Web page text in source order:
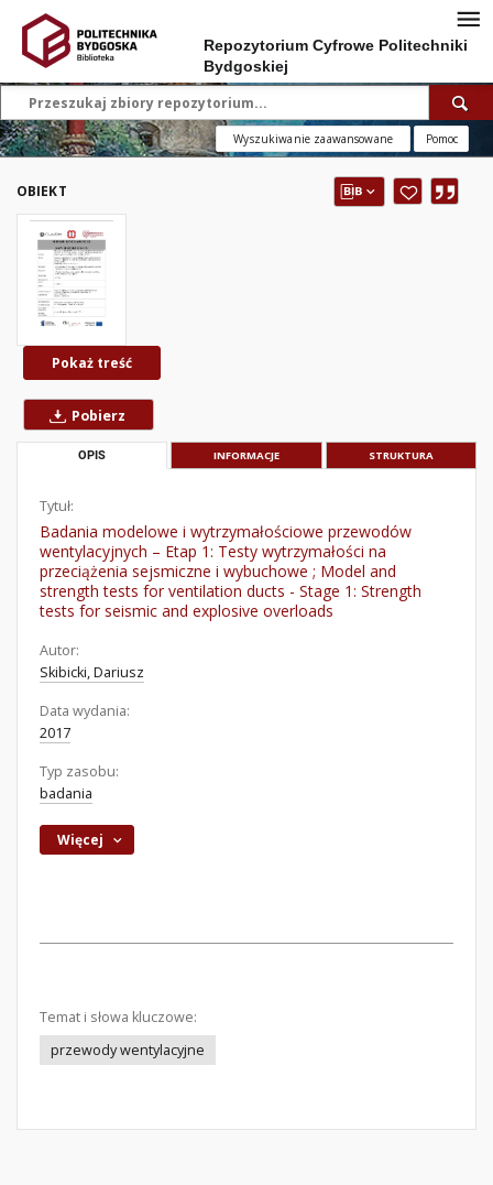
Repozytorium Cyfrowe Politechniki
Bydgoskiej
Wyszukiwanie zaawansowane Pomoc
OBIEKT
Pokaż treść
Pobierz
OPIS INFORMACJE STRUKTURA
Tytuł:
Badania modelowe i wytrzymałościowe przewodów
wentylacyjnych – Etap 1: Testy wytrzymałości na
przeciążenia sejsmiczne i wybuchowe ; Model and
strength tests for ventilation ducts - Stage 1: Strength
tests for seismic and explosive overloads
Autor:
Skibicki, Dariusz
Data wydania:
2017
Typ zasobu:
badania
Więcej
Temat i słowa kluczowe:
przewody wentylacyjne